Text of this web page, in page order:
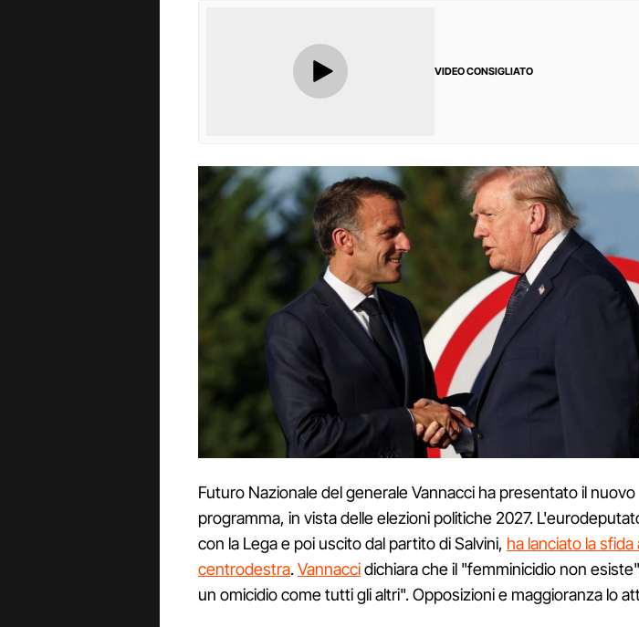
VIDEO CONSIGLIATO
Futuro Nazionale del generale Vannacci ha presentato il nuovo
programma, in vista delle elezioni politiche 2027.
con la Lega e poi uscito dal partito di Salvini, ha lanciato la sfida
centrodestra.Vannaccidichiara che il "femminicidio non
un omicidio come tutti gli altri". Opposizioni e maggioranza lo